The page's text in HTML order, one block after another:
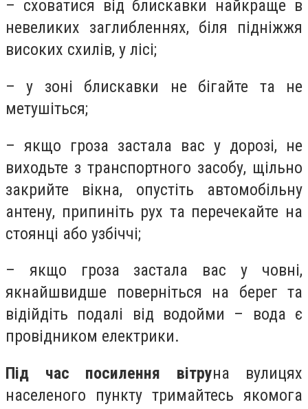
– сховатися від блискавки найкраще в
невеликих заглибленнях, біля підніжжя
високих схилів, у лісі;
– у зоні блискавки не бігайте та не
метушіться;
– якщо гроза застала вас у дорозі, не
виходьте з транспортного засобу, щільно
закрийте вікна, опустіть автомобільну
антену, припиніть рух та перечекайте на
стоянці або узбіччі;
– якщо гроза застала вас у човні,
якнайшвидше поверніться на берег та
відійдіть подалі від водойми – вода є
провідником електрики.
Під час посилення вітруна вулицях
населеного пункту тримайтесь якомога